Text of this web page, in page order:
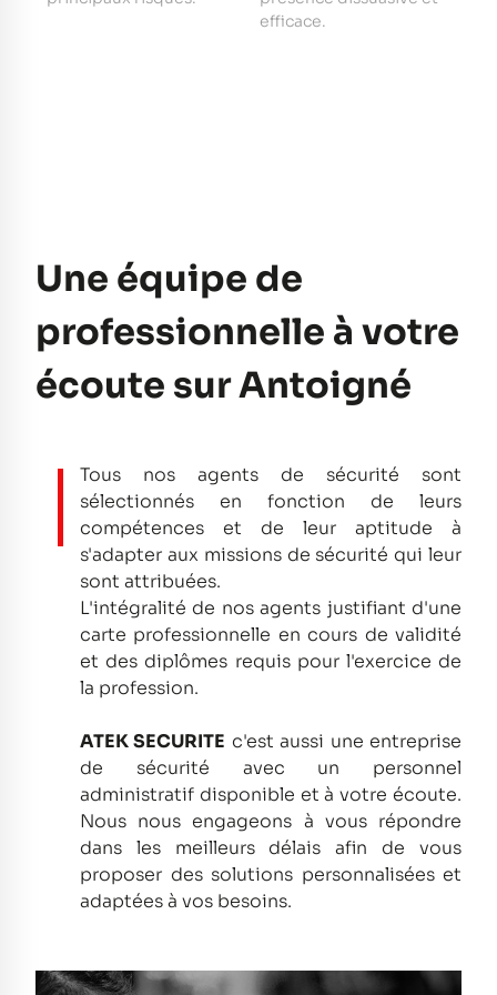
efficace.
Une équipe de
professionnelle à votre
écoute sur Antoigné
Tous nos agents de sécurité sont
sélectionnés en fonction de leurs
compétences et de leur aptitude à
s'adapter aux missions de sécurité qui leur
sont attribuées.
L'intégralité de nos agents justifiant d'une
carte professionnelle en cours de validité
et des diplômes requis pour l'exercice de
la profession.
ATEK SECURITE c'est aussi une entreprise
de sécurité avec un personnel
administratif disponible et à votre écoute.
Nous nous engageons à vous répondre
dans les meilleurs délais afin de vous
proposer des solutions personnalisées et
adaptées à vos besoins.